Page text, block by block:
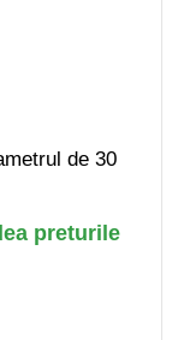
de 30
preturile